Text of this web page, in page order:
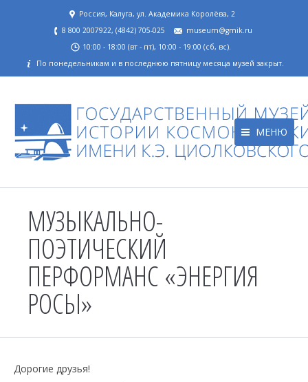
Россия, Калуга, ул. Академика Королёва, 2
8 800 2007922, (4842) 705-025
museum@gmik.ru
10:00 - 18:00 (вт - пт), 10:00 - 19:00 (сб, вс).
По понедельникам и в последнюю пятницу месяца музей закрыт.
МЕНЮ
МУЗЫКАЛЬНО-
ПОЭТИЧЕСКИЙ
ПЕРФОРМАНС «ЭНЕРГИЯ
РОСЫ»
Дорогие друзья!